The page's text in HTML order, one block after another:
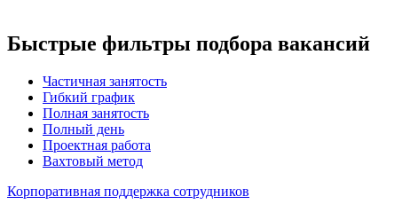
Быстрые фильтры подбора вакансий
Частичная занятость
Гибкий график
Полная занятость
Полный день
Проектная работа
Вахтовый метод
Корпоративная поддержка сотрудников